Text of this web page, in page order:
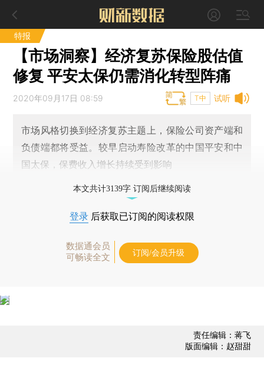
特报
【市场洞察】经济复苏保险股估值
修复 平安太保仍需消化转型阵痛
试听
2020年09月17日 08:59 T中
市场风格切换到经济复苏主题上，保险公司资产端和
负债端都将受益。较早启动寿险改革的中国平安和中
国太保，保费收入增长持续受到影响
本文共计3139字 订阅后继续阅读
登录 后获取已订阅的阅读权限
数据通会员
可畅读全文
订阅/会员升级
责任编辑：蒋飞
版面编辑：赵甜甜